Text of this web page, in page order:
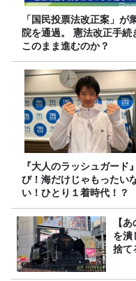
「国民投票法改正案」が
院を通過。 憲法改正手続
このまま進むのか？
『大人のラッシュガード
び！海だけじゃもったい
い！ひとり１着時代！？
【
を潰
捨て